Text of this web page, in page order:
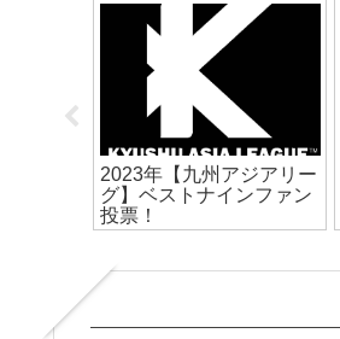
2023年【九州アジアリー
グ】ベストナインファン
投票！